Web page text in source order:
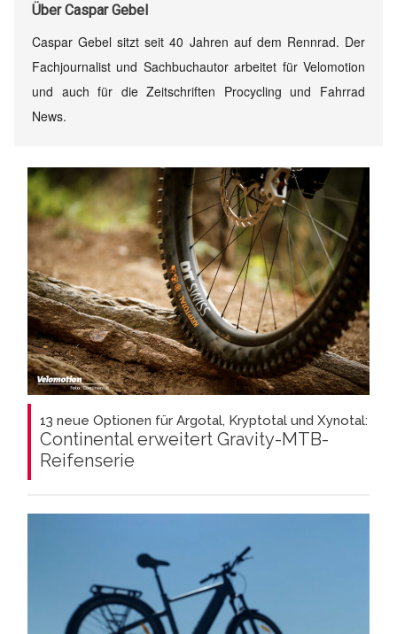
ÜberCaspar Gebel
Caspar Gebel sitzt seit 40 Jahren auf dem Rennrad. Der
Fachjournalist und Sachbuchautor arbeitet für Velomotion
und auch für die Zeitschriften Procycling und Fahrrad
News.
13 neue Optionen für Argotal, Kryptotal und Xynotal:
Continental erweitert Gravity-MTB-
Reifenserie